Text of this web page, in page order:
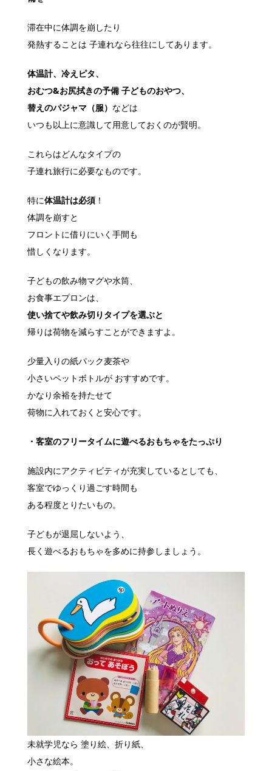
滞在中に体調を崩したり
発熱することは 子連れなら往往にしてあります。
体温計、冷えピタ、
おむつ&お尻拭きの予備 子どものおやつ、
替えのパジャマ（服） などは
いつも以上に意識して用意しておくのが賢明。
これらはどんなタイプの
子連れ旅行に必要なものです。
特に体温計は必須 ！
体調を崩すと
フロントに借りにいく手間も
惜しくなります。
子どもの飲み物マグや水筒、
お食事エプロンは、
使い捨てや飲み切りタイプを選ぶと
帰りは荷物を減らすことができますよ。
少量入りの紙パック麦茶や
小さいペットボトルが おすすめです。
かなり余裕を持たせて
荷物に入れておくと安心です。
・客室のフリータイムに遊べるおもちゃをたっぷり
施設内にアクティビティが充実しているとしても、
客室でゆっくり過ごす時間も
ある程度とりたいもの。
子どもが退屈しないよう、
長く遊べるおもちゃを多めに持参しましょう。
未就学児なら 塗り絵、折り紙、
小さな絵本。